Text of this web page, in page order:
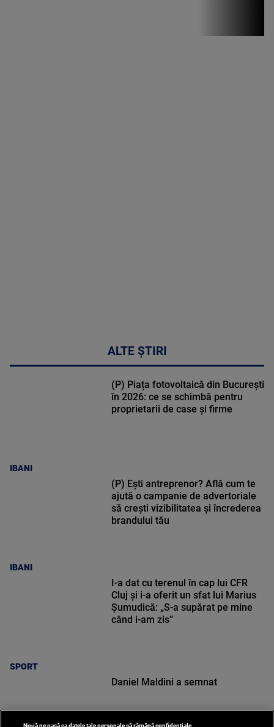
ALTE ȘTIRI
IBANI
(P) Piața fotovoltaică din București
în 2026: ce se schimbă pentru
proprietarii de case și firme
IBANI
(P) Ești antreprenor? Află cum te
ajută o campanie de advertoriale
să crești vizibilitatea și încrederea
brandului tău
SPORT
I-a dat cu terenul în cap lui CFR
Cluj și i-a oferit un sfat lui Marius
Șumudică: „S-a supărat pe mine
când i-am zis”
Daniel Maldini a semnat
Nouă ne pasă ca datele tale personale să rămână confidențiale